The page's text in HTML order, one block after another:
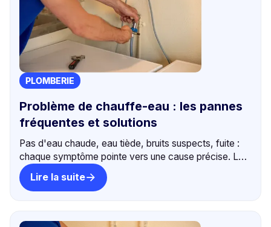
PLOMBERIE
Problème de chauffe-eau : les pannes
fréquentes et solutions
Pas d'eau chaude, eau tiède, bruits suspects, fuite :
chaque symptôme pointe vers une cause précise. Le
guide pour diagnostiquer votre chauffe-eau à
Bordeaux.
Lire la suite